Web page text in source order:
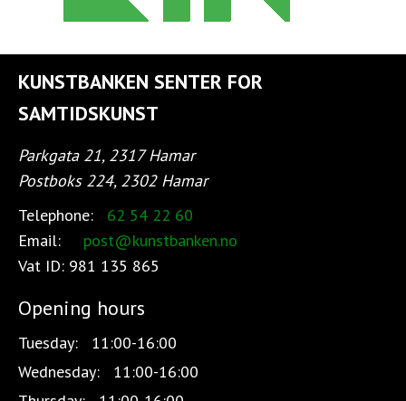
KUNSTBANKEN SENTER FOR
SAMTIDSKUNST
Parkgata 21, 2317 Hamar
Postboks 224, 2302 Hamar
Telephone:
62 54 22 60
Email:
post@kunstbanken.no
Vat ID: 981 135 865
Opening hours
Tuesday:
11:00-16:00
Wednesday:
11:00-16:00